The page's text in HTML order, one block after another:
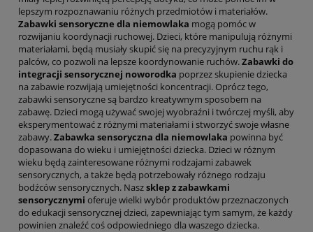
lepszym rozpoznawaniu różnych przedmiotów i materiałów.
Zabawki sensoryczne dla niemowlaka mogą pomóc w
rozwijaniu koordynacji ruchowej. Dzieci, które manipulują różnymi
materiałami, będą musiały skupić się na precyzyjnym ruchu rąk i
palców, co pozwoli na lepsze koordynowanie ruchów.Zabawki do
integracji sensorycznej noworodka poprzez skupienie dziecka
na zabawie rozwijają umiejętności koncentracji. Oprócz tego,
zabawki sensoryczne są bardzo kreatywnym sposobem na
zabawę. Dzieci mogą używać swojej wyobraźni i twórczej myśli, aby
eksperymentować z różnymi materiałami i stworzyć swoje własne
zabawy.Zabawka sensoryczna dla niemowlaka powinna być
dopasowana do wieku i umiejętności dziecka. Dzieci w różnym
wieku będą zainteresowane różnymi rodzajami zabawek
sensorycznych, a także będą potrzebowały różnego rodzaju
bodźców sensorycznych. Naszsklep z zabawkami
sensorycznymi oferuje wielki wybór produktów przeznaczonych
do edukacji sensorycznej dzieci, zapewniając tym samym, że każdy
powinien znaleźć coś odpowiedniego dla waszego dziecka.